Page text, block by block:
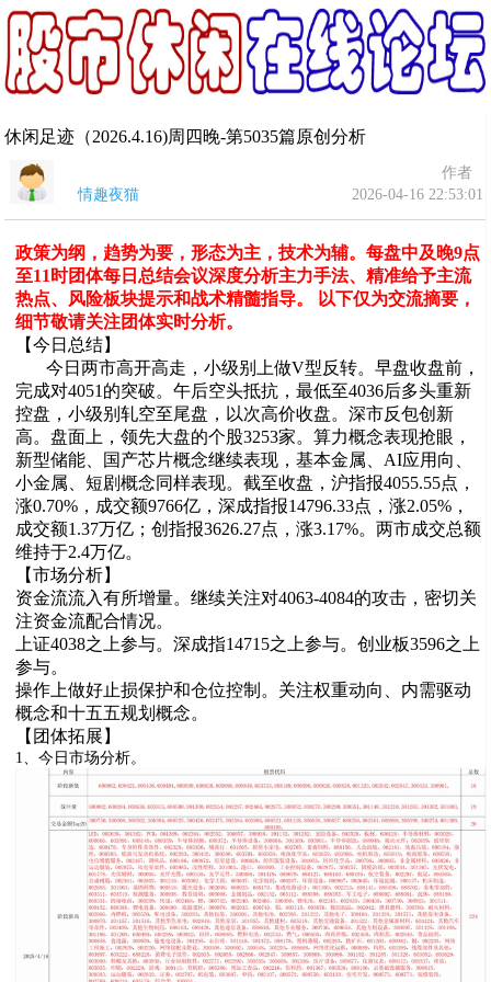
休闲足迹（2026.4.16)周四晚-第5035篇原创分析
作者
情趣夜猫
2026-04-16 22:53:01
政策为纲，趋势为要，形态为主，技术为辅。每盘中及晚9点
至11时团体每日总结会议深度分析主力手法、精准给予主流
热点、风险板块提示和战术精髓指导。 以下仅为交流摘要，
细节敬请关注团体实时分析。
【今日总结】
今日两市高开高走，小级别上做V型反转。早盘收盘前，
完成对4051的突破。午后空头抵抗，最低至4036后多头重新
控盘，小级别轧空至尾盘，以次高价收盘。深市反包创新
高。盘面上，领先大盘的个股3253家。算力概念表现抢眼，
新型储能、国产芯片概念继续表现，基本金属、AI应用向、
小金属、短剧概念同样表现。截至收盘，沪指报4055.55点，
涨0.70%，成交额9766亿，深成指报14796.33点，涨2.05%，
成交额1.37万亿；创指报3626.27点，涨3.17%。两市成交总额
维持于2.4万亿。
【市场分析】
资金流流入有所增量。继续关注对4063-4084的攻击，密切关
注资金流配合情况。
上证4038之上参与。深成指14715之上参与。创业板3596之上
参与。
操作上做好止损保护和仓位控制。关注权重动向、内需驱动
概念和十五五规划概念。
【团体拓展】
1、今日市场分析。